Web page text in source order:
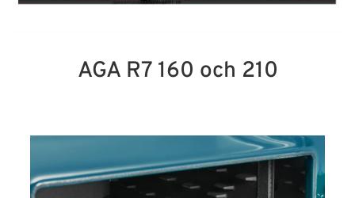
AGA R7 160 och 210